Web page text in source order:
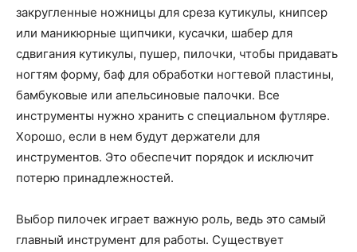
закругленные ножницы для среза кутикулы, книпсер
или маникюрные щипчики, кусачки, шабер для
сдвигания кутикулы, пушер, пилочки, чтобы придавать
ногтям форму, баф для обработки ногтевой пластины,
бамбуковые или апельсиновые палочки. Все
инструменты нужно хранить с специальном футляре.
Хорошо, если в нем будут держатели для
инструментов. Это обеспечит порядок и исключит
потерю принадлежностей.
Выбор пилочек играет важную роль, ведь это самый
главный инструмент для работы. Существует